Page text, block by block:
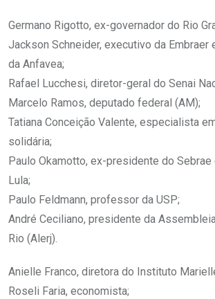
Germano Rigotto, ex-governador do Rio
Jackson Schneider, executivo da Embraer
da Anfavea;
Rafael Lucchesi, diretor-geral do Senai
Marcelo Ramos, deputado federal (AM);
Tatiana Conceição Valente, especialista
solidária;
Paulo Okamotto, ex-presidente do
Lula;
Paulo Feldmann, professor da USP;
André Ceciliano, presidente da
Rio (Alerj).
Anielle Franco, diretora do Instituto
Roseli Faria, economista;